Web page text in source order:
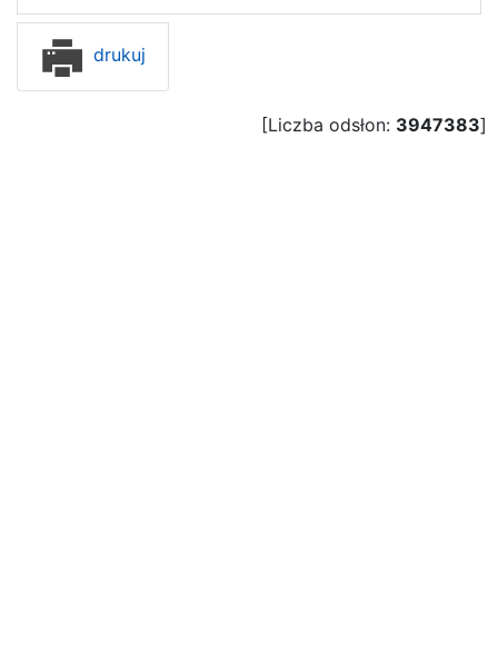
drukuj
[Liczba odsłon: 3947383]